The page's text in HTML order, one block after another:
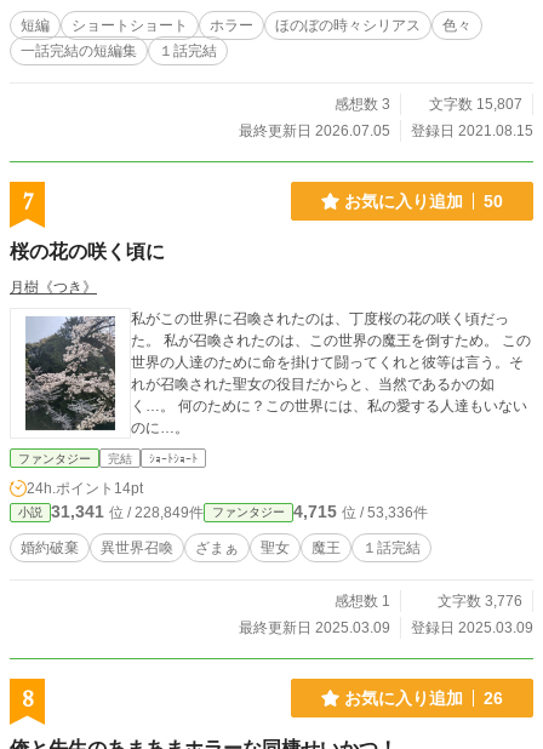
短編 ショートショート ホラー ほのぼの時々シリアス
色々
一話完結の短編集
１話完結
感想数 3
文字数 15,807
最終更新日 2026.07.05
登録日 2021.08.15
7 お気に入り追加 50
桜の花の咲く頃に
月樹《つき》
私がこの世界に召喚されたのは、丁度桜の花の咲く頃だっ
た。 私が召喚されたのは、この世界の魔王を倒すため。 この
世界の人達のために命を掛けて闘ってくれと彼等は言う。そ
れが召喚された聖女の役目だからと、当然であるかの如
く…。 何のために？この世界には、私の愛する人達もいない
のに…。
ファンタジー 完結 ｼｮｰﾄｼｮｰﾄ
24h.ポイント 14pt
小説 31,341 位 / 228,849件 ファンタジー 4,715 位 / 53,336件
婚約破棄 異世界召喚 ざまぁ 聖女 魔王 １話完結
感想数 1
文字数 3,776
最終更新日 2025.03.09
登録日 2025.03.09
8 お気に入り追加 26